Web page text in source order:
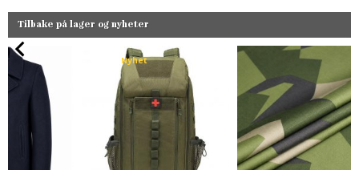
Tilbake på lager og nyheter
Nyhet